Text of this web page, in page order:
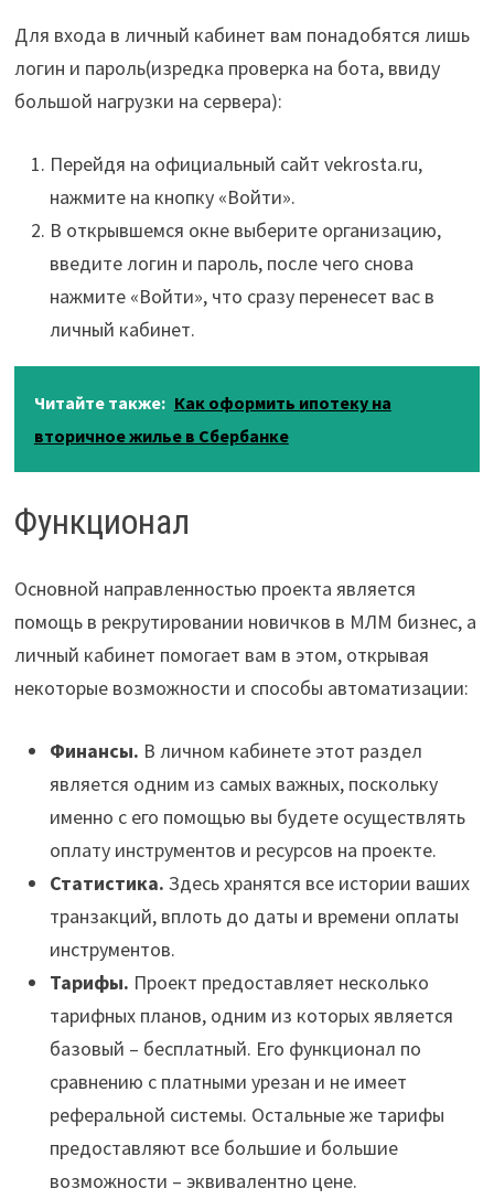
Для входа в личный кабинет вам понадобятся лишь
логин и пароль(изредка проверка на бота, ввиду
большой нагрузки на сервера):
Перейдя на официальный сайт vekrosta.ru,
нажмите на кнопку «Войти».
В открывшемся окне выберите организацию,
введите логин и пароль, после чего снова
нажмите «Войти», что сразу перенесет вас в
личный кабинет.
Читайте также: Как оформить ипотеку на
вторичное жилье в Сбербанке
Функционал
Основной направленностью проекта является
помощь в рекрутировании новичков в МЛМ бизнес, а
личный кабинет помогает вам в этом, открывая
некоторые возможности и способы автоматизации:
Финансы. В личном кабинете этот раздел
является одним из самых важных, поскольку
именно с его помощью вы будете осуществлять
оплату инструментов и ресурсов на проекте.
Статистика. Здесь хранятся все истории ваших
транзакций, вплоть до даты и времени оплаты
инструментов.
Тарифы. Проект предоставляет несколько
тарифных планов, одним из которых является
базовый – бесплатный. Его функционал по
сравнению с платными урезан и не имеет
реферальной системы. Остальные же тарифы
предоставляют все большие и большие
возможности – эквивалентно цене.